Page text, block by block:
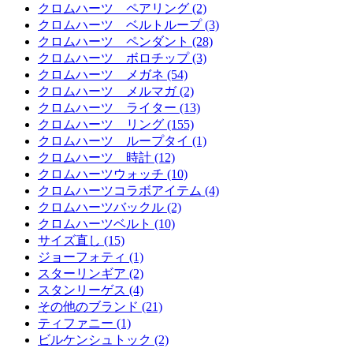
クロムハーツ ペアリング (2)
クロムハーツ ベルトループ (3)
クロムハーツ ペンダント (28)
クロムハーツ ボロチップ (3)
クロムハーツ メガネ (54)
クロムハーツ メルマガ (2)
クロムハーツ ライター (13)
クロムハーツ リング (155)
クロムハーツ ループタイ (1)
クロムハーツ 時計 (12)
クロムハーツウォッチ (10)
クロムハーツコラボアイテム (4)
クロムハーツバックル (2)
クロムハーツベルト (10)
サイズ直し (15)
ジョーフォティ (1)
スターリンギア (2)
スタンリーゲス (4)
その他のブランド (21)
ティファニー (1)
ビルケンシュトック (2)